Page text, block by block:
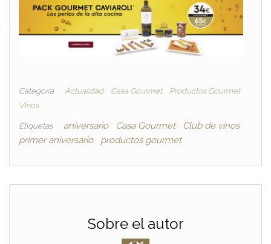
Categoría Actualidad Casa Gourmet
Productos Gourmet
Vinos
Etiquetas aniversario Casa Gourmet
Club de vinos
primer aniversario
productos gourmet
Sobre el autor